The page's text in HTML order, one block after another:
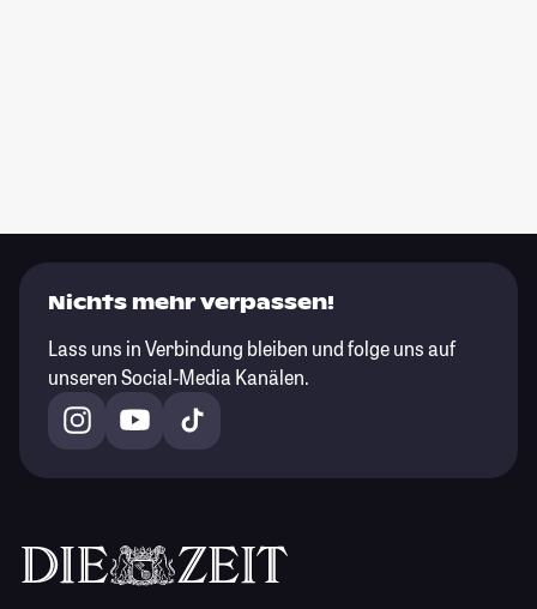
Nichts mehr verpassen!
Lass uns in Verbindung bleiben und folge uns auf
unseren Social-Media Kanälen.